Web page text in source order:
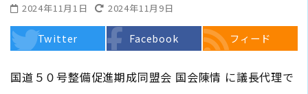
2024年11月1日 2024年11月9日
Twitter Facebook フィード
国道５０号整備促進期成同盟会 国会陳情 に議長代理で